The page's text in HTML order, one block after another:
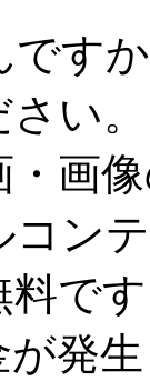
です
い。
・画
コン
で
が発